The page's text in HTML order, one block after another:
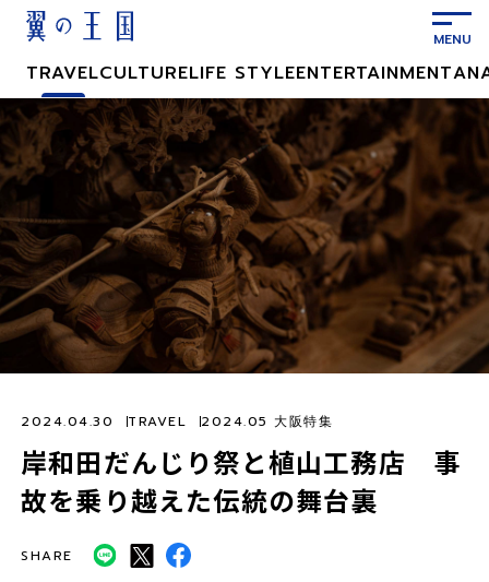
ン
テ
ン
ツ
に
ス
キ
ッ
プ
TRAVELCULTURELIFE STYLEENTERTAINMENT
岸和田だんじり祭と植山工務店 事
故を乗り越えた伝統の舞台裏
2024.04.30 TRAVEL 2024.05 大阪特集
SHARE